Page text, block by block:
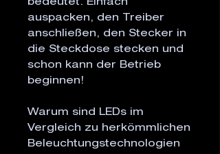
bedeutet. Einfach
auspacken, den Treiber
anschließen, den Stecker in
die Steckdose stecken und
schon kann der Betrieb
beginnen!
Warum sind LEDs im
Vergleich zu herkömmlichen
Beleuchtungstechnologien